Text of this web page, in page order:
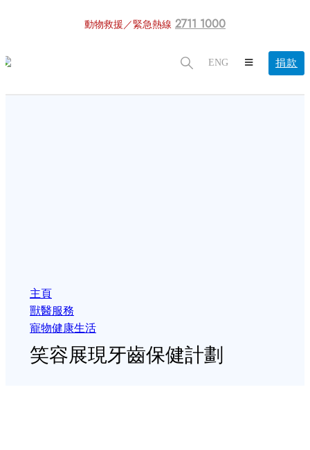
動物救援／緊急熱線 2711 1000
ENG 捐款
主頁
獸醫服務
寵物健康生活
笑容展現牙齒保健計劃